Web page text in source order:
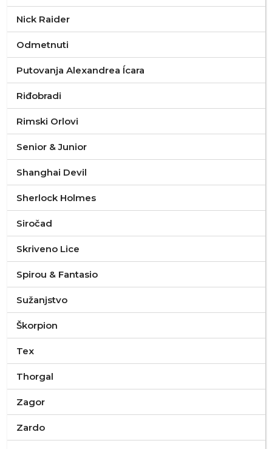
Nick Raider
Odmetnuti
Putovanja Alexandrea Ícara
Riđobradi
Rimski Orlovi
Senior & Junior
Shanghai Devil
Sherlock Holmes
Siročad
Skriveno Lice
Spirou & Fantasio
Sužanjstvo
Škorpion
Tex
Thorgal
Zagor
Zardo